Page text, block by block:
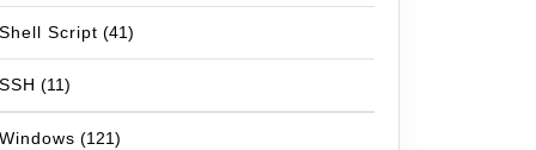
Shell Script (41)
SSH (11)
Windows (121)